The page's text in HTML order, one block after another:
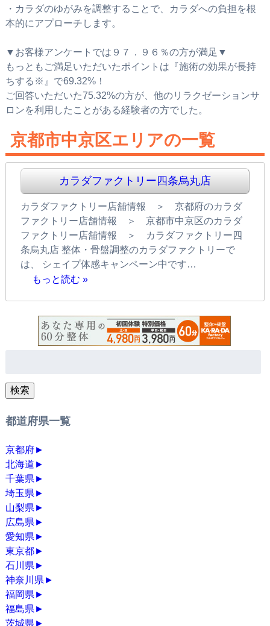
・カラダのゆがみを調整することで、カラダへの負担を根
本的にアプローチします。
▼お客様アンケートでは９７．９６％の方が満足▼
もっともご満足いただいたポイントは『施術の効果が長持
ちする※』で69.32%！
ご回答いただいた75.32%の方が、他のリラクゼーションサ
ロンを利用したことがある経験者の方でした。
京都市中京区エリアの一覧
カラダファクトリー四条烏丸店
カラダファクトリー店舗情報 ＞ 京都府のカラダ
ファクトリー店舗情報 ＞ 京都市中京区のカラダ
ファクトリー店舗情報 ＞ カラダファクトリー四
条烏丸店 整体・骨盤調整のカラダファクトリーで
は、 シェイプ体感キャンペーン中です…
もっと読む »
検索
都道府県一覧
京都府►
北海道 ►
千葉県 ►
埼玉県 ►
山梨県 ►
広島県 ►
愛知県 ►
東京都►
石川県 ►
神奈川県 ►
福岡県 ►
福島県 ►
茨城県 ►